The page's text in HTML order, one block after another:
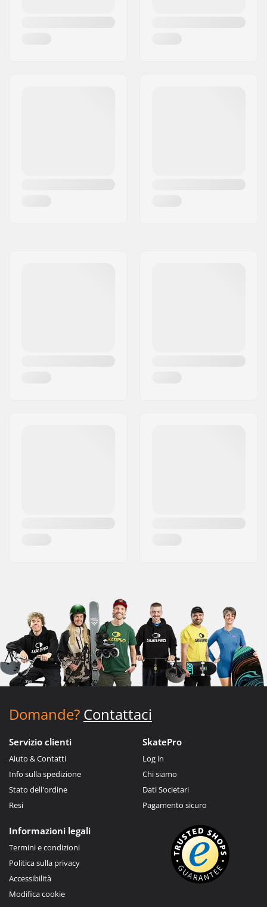
Domande? Contattaci
Servizio clienti
Aiuto & Contatti
Info sulla spedizione
Stato dell'ordine
Resi
SkatePro
Log in
Chi siamo
Dati Societari
Pagamento sicuro
Informazioni legali
Termini e condizioni
Politica sulla privacy
Accessibilità
Modifica cookie